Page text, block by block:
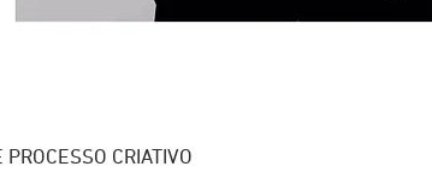
PROCESSO CRIATIVO